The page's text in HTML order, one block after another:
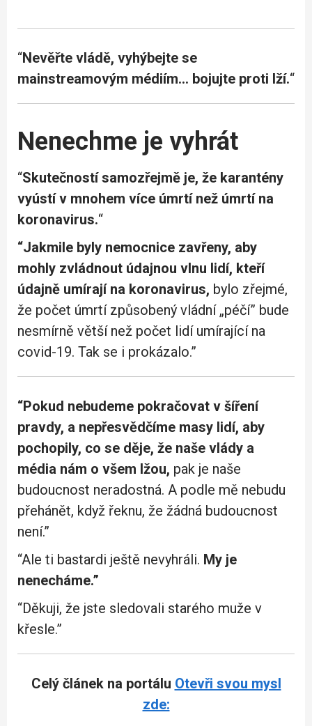
“Nevěřte vládě, vyhýbejte se
mainstreamovým médiím… bojujte proti lží.“
Nenechme je vyhrát
“Skutečností samozřejmě je, že karantény
vyústí v mnohem více úmrtí než úmrtí na
koronavirus.“
“Jakmile byly nemocnice zavřeny, aby
mohly zvládnout údajnou vlnu lidí, kteří
údajně umírají na koronavirus, bylo zřejmé,
že počet úmrtí způsobený vládní „péčí” bude
nesmírně větší než počet lidí umírající na
covid-19. Tak se i prokázalo.”
“Pokud nebudeme pokračovat v šíření
pravdy, a nepřesvědčíme masy lidí, aby
pochopily, co se děje, že naše vlády a
média nám o všem lžou, pak je naše
budoucnost neradostná. A podle mě nebudu
přehánět, když řeknu, že žádná budoucnost
není.”
“Ale ti bastardi ještě nevyhráli. My je
nenecháme.”
“Děkuji, že jste sledovali starého muže v
křesle.”
Celý článek na portálu Otevři svou mysl
zde: